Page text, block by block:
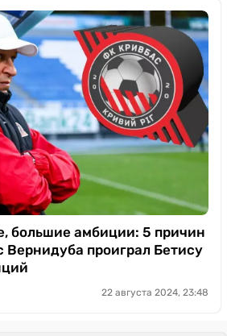
большие амбиции: 5 причин
Вернидуба проиграл Бетису
22 августа 2024, 23:48